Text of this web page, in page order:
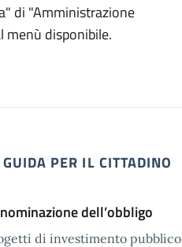
di "Amministrazione
menù disponibile.
GUIDA PER IL CITTADINO
dell’obbligo
di investimento pubblico